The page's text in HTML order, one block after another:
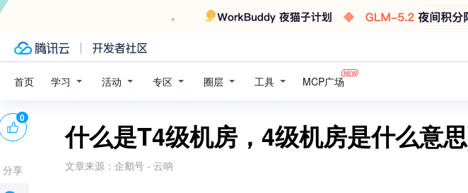
首页 学习 活动 专区 圈层 工具 MCP广场
什么是T4级机房，4级机房是什么意思
文章来源： 企鹅号 - 云呐
0
分享